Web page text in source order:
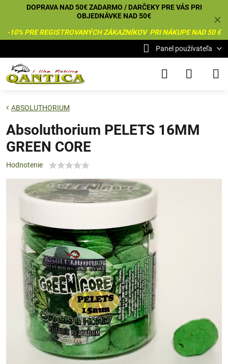
✕
DOPRAVA NAD 50€ ZADARMO / DARČEKY PRE VÁS PRI
OBJEDNÁVKE NAD 50€
-10% PRE REGISTROVANÝCH ZÁKAZNÍKOV PRI NÁKUPE NAD 50 €
Panel používateľa
ABSOLUTHORIUM
Absoluthorium PELETS 16MM
GREEN CORE
Hodnotenie